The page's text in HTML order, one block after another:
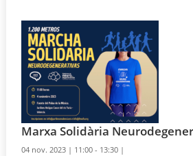
Marxa Solidària
04 nov. 2023 | 11:00 - 13:30 |